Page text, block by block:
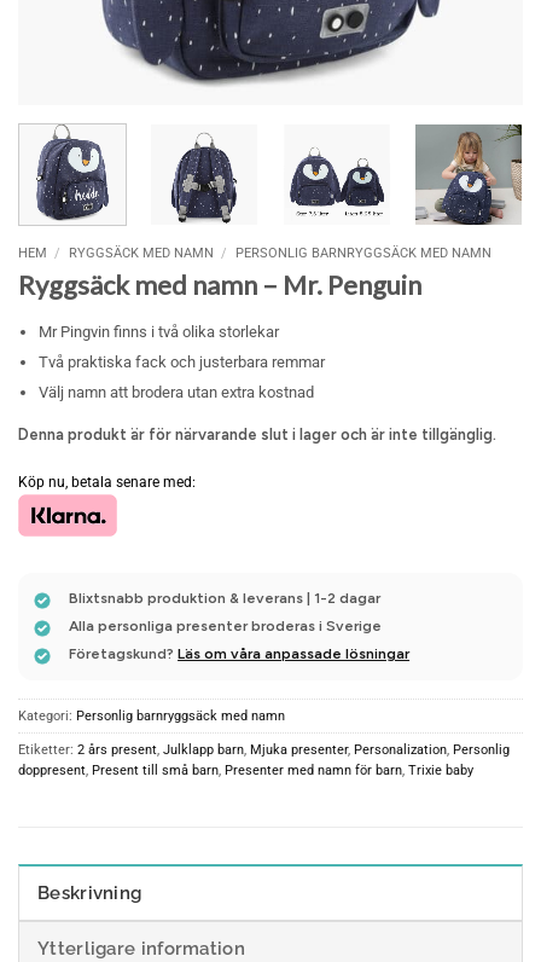
HEM / RYGGSÄCK MED NAMN / PERSONLIG BARNRYGGSÄCK MED NAMN
Ryggsäck med namn – Mr. Penguin
Mr Pingvin finns i två olika storlekar
Två praktiska fack och justerbara remmar
Välj namn att brodera utan extra kostnad
Denna produkt är för närvarande slut i lager och är inte tillgänglig.
Köp nu, betala senare med:
Blixtsnabb produktion & leverans | 1-2 dagar
Alla personliga presenter broderas i Sverige
Företagskund?Läs om våra anpassade lösningar
Kategori: Personlig barnryggsäck med namn
Etiketter: 2 års present, Julklapp barn, Mjuka presenter, Personalization, Personlig
doppresent, Present till små barn, Presenter med namn för barn, Trixie baby
Beskrivning
Ytterligare information